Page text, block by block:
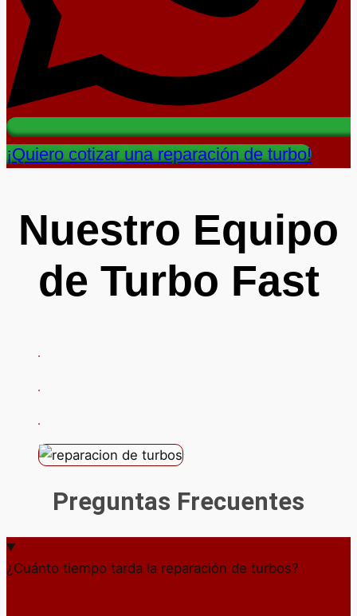
¡Quiero cotizar una reparación de turbo!
Nuestro Equipo
de Turbo Fast
Preguntas Frecuentes
¿Cuánto tiempo tarda la reparación de turbos?